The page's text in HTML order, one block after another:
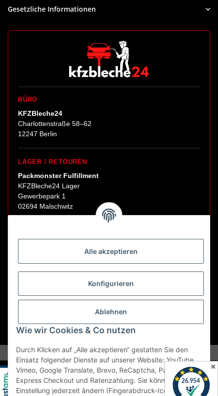
Alle akzeptieren
Konfigurieren
Ablehnen
Wie wir Cookies & Co nutzen
Durch Klicken auf „Alle akzeptieren“ gestatten Sie den
Einsatz folgender Dienste auf unserer Website: YouTube,
Vimeo, Google Translate, Brevo, ReCaptcha, PayPal
Express Checkout und Ratenzahlung. Sie können die
Einstellung jederzeit ändern (Fingerabdruck-Icon links
Gesetzliche Informationen
BÜRO
KFZBleche24
Charlottenstraße 58–62
12247 Berlin
LAGER / RETOUREN
Packmonster Fulfillment
KFZBleche24 Lager
Gewerbepark 1
02694 Malschwitz
Abholungen nur nach Terminvereinbarung.
E-Mail:sales@kfzbleche24.de
Vertrag widerrufen
* Alle Preise inkl. gesetzlicher USt., zzgl.Versand
✕